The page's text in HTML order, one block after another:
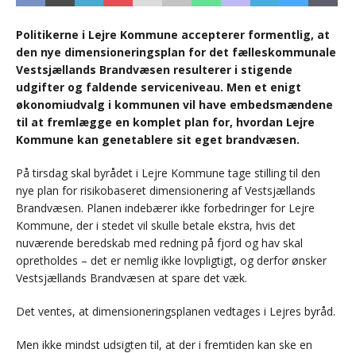
Politikerne i Lejre Kommune accepterer formentlig, at
den nye dimensioneringsplan for det fælleskommunale
Vestsjællands Brandvæsen resulterer i stigende
udgifter og faldende serviceniveau. Men et enigt
økonomiudvalg i kommunen vil have embedsmændene
til at fremlægge en komplet plan for, hvordan Lejre
Kommune kan genetablere sit eget brandvæsen.
På tirsdag skal byrådet i Lejre Kommune tage stilling til den
nye plan for risikobaseret dimensionering af Vestsjællands
Brandvæsen. Planen indebærer ikke forbedringer for Lejre
Kommune, der i stedet vil skulle betale ekstra, hvis det
nuværende beredskab med redning på fjord og hav skal
opretholdes – det er nemlig ikke lovpligtigt, og derfor ønsker
Vestsjællands Brandvæsen at spare det væk.
Det ventes, at dimensioneringsplanen vedtages i Lejres byråd.
Men ikke mindst udsigten til, at der i fremtiden kan ske en